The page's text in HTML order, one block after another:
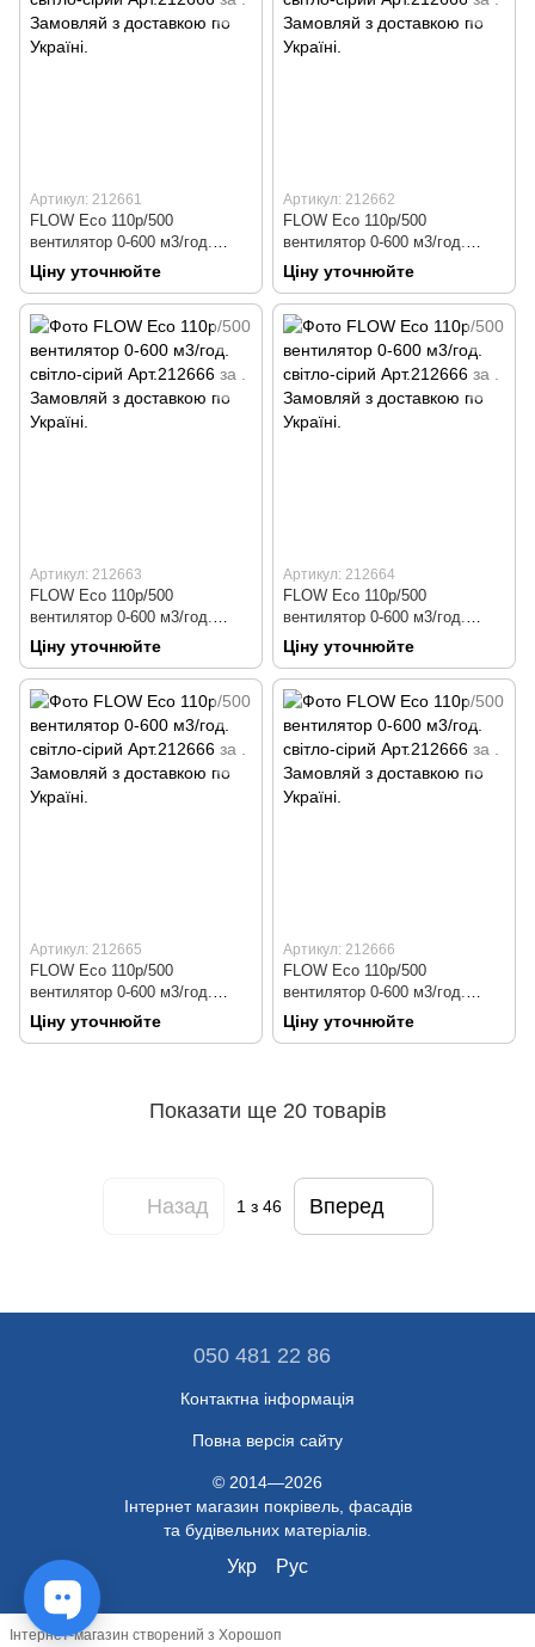
Артикул: 212661
FLOW Eco 110р/500
вентилятор 0-600 м3/год.
коричневий Арт.212661
Ціну уточнюйте
Артикул: 212662
FLOW Eco 110р/500
вентилятор 0-600 м3/год.
зелений Арт.212662
Ціну уточнюйте
Артикул: 212663
FLOW Eco 110р/500
вентилятор 0-600 м3/год.
сірий Арт.212663
Ціну уточнюйте
Артикул: 212664
FLOW Eco 110р/500
вентилятор 0-600 м3/год.
червоний Арт.212664
Ціну уточнюйте
Артикул: 212665
FLOW Eco 110р/500
вентилятор 0-600 м3/год.
цегляний Арт.212665
Ціну уточнюйте
Артикул: 212666
FLOW Eco 110р/500
вентилятор 0-600 м3/год.
світло-сірий Арт.212666
Ціну уточнюйте
Показати ще 20 товарів
Назад 1з 46 Вперед
050 481 22 86
Контактна інформація
Повна версія сайту
© 2014—2026
Інтернет магазин покрівель, фасадів
та будівельних матеріалів.
Укр Рус
Інтернет-магазин створений з Хорошоп